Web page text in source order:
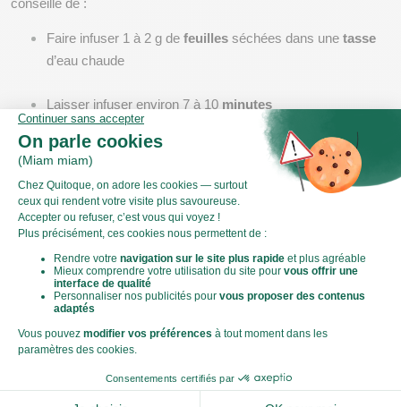
conseillé de :
Faire infuser 1 à 2 g de feuilles séchées dans une tasse
d’eau chaude
Laisser infuser environ 7 à 10 minutes
Boire 2 à 3 tasses par jour maximum, pendant une courte
période
La posologie peut varier selon les objectifs (digestion, fatigue,
tout effet indésirable.
Peut-on boire de la tisane de romarin tous les jours
?
peut être consommée régulièrement en
ne doit pas être utilisée de manière continue toute l’année. Une